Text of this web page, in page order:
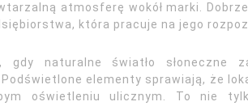
atmosferę wokół marki.
która pracuje na jego
gdy naturalne światło słoneczne
elementy sprawiają, że
oświetleniu ulicznym. To nie